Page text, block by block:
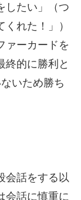
したい」（つ
れた！」）
ァーカードを
終的に勝利と
いため勝ち
会話をする以
会話に慎重に